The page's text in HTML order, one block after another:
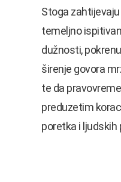
Stoga
temeljno
dužnosti,
širenje govora
te da
preduzetim
poretka i